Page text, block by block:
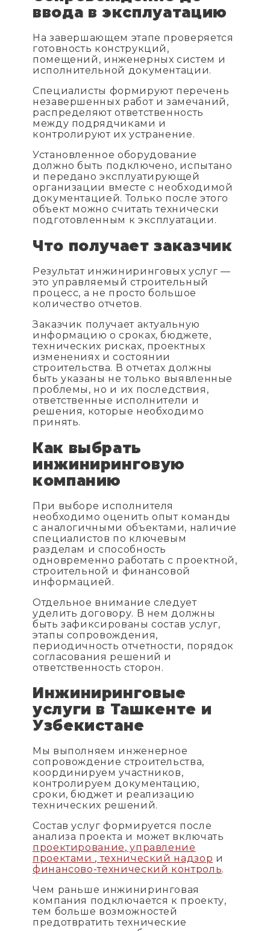
ввода в эксплуатацию
На завершающем этапе проверяется
готовность конструкций,
помещений, инженерных систем и
исполнительной документации.
Специалисты формируют перечень
незавершенных работ и замечаний,
распределяют ответственность
между подрядчиками и
контролируют их устранение.
Установленное оборудование
должно быть подключено, испытано
и передано эксплуатирующей
организации вместе с необходимой
документацией. Только после этого
объект можно считать технически
подготовленным к эксплуатации.
Что получает заказчик
Результат инжиниринговых услуг —
это управляемый строительный
процесс, а не просто большое
количество отчетов.
Заказчик получает актуальную
информацию о сроках, бюджете,
технических рисках, проектных
изменениях и состоянии
строительства. В отчетах должны
быть указаны не только выявленные
проблемы, но и их последствия,
ответственные исполнители и
решения, которые необходимо
принять.
Как выбрать
инжиниринговую
компанию
При выборе исполнителя
необходимо оценить опыт команды
с аналогичными объектами, наличие
специалистов по ключевым
разделам и способность
одновременно работать с проектной,
строительной и финансовой
информацией.
Отдельное внимание следует
уделить договору. В нем должны
быть зафиксированы состав услуг,
этапы сопровождения,
периодичность отчетности, порядок
согласования решений и
ответственность сторон.
Инжиниринговые
услуги в Ташкенте и
Узбекистане
Мы выполняем инженерное
сопровождение строительства,
координируем участников,
контролируем документацию,
сроки, бюджет и реализацию
технических решений.
Состав услуг формируется после
анализа проекта и может включать
проектирование, управление
проектами , технический надзор и
финансово-технический контроль.
Чем раньше инжиниринговая
компания подключается к проекту,
тем больше возможностей
предотвратить технические